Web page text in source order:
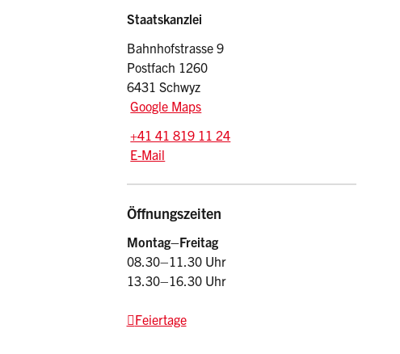
Sidebar
Adresse
Staatskanzlei
Bahnhofstrasse 9
Postfach 1260
6431 Schwyz
Google Maps
Tel.:
+41 41 819 11 24
E-Mail: srsz
E-Mail
Öffnungszeiten
Montag–Freitag
08.30–11.30 Uhr
13.30–16.30 Uhr
Feiertage